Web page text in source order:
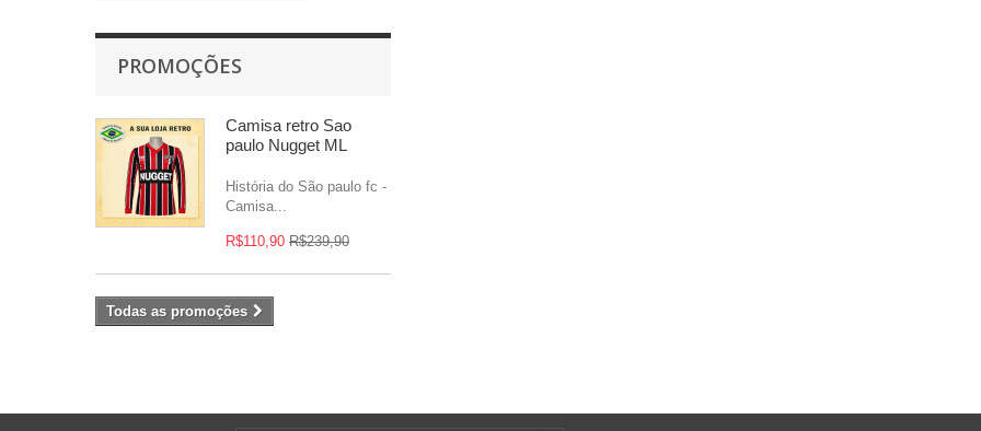
PROMOÇÕES
Camisa retro Sao
paulo Nugget ML
História do São paulo fc -
Camisa...
R$110,90 R$239,90
Todas as promoções